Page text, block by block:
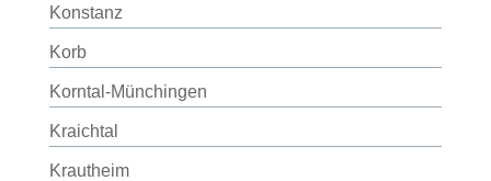
Konstanz
Korb
Korntal-Münchingen
Kraichtal
Krautheim